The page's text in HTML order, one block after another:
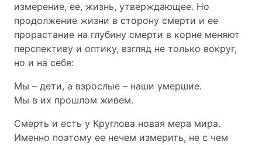
измерение, ее, жизнь, утверждающее. Но
продолжение жизни в сторону смерти и ее
прорастание на глубину смерти в корне меняют
перспективу и оптику, взгляд не только вокруг,
но и на себя:
Мы – дети, а взрослые – наши умершие.
Мы в их прошлом живем.
Смерть и есть у Круглова новая мера мира.
Именно поэтому ее нечем измерить, не с чем